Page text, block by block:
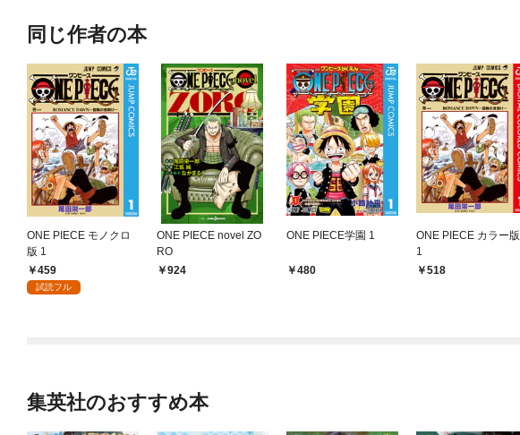
同じ作者の本
ONE PIECE モノクロ
版 1
459
試読フル
ONE PIECE novel ZO
RO
924
ONE PIECE学園 1
480
ONE PIECE カラー版
1
518
集英社のおすすめ本